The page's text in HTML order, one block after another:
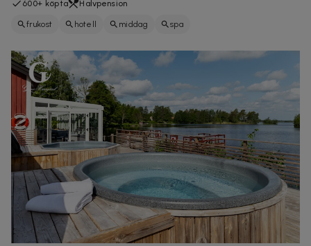
600+ köpta Halvpension
frukost hotell middag spa